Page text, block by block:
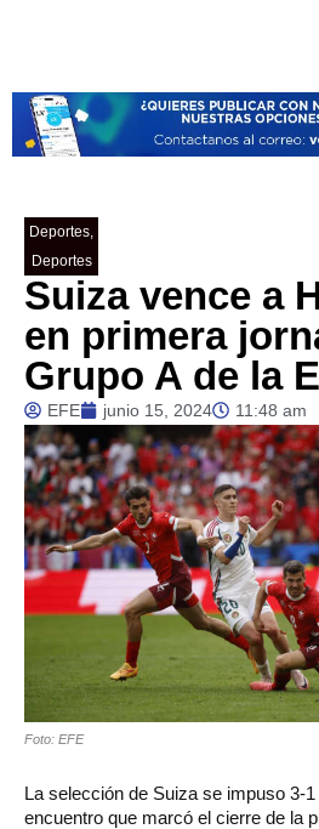
Deportes,
Deportes
Suiza vence a
en primera
Grupo A de la
EFE junio 15, 2024 11:48 am
Foto: EFE
La selección de Suiza se impuso 3-
encuentro que marcó el cierre de la